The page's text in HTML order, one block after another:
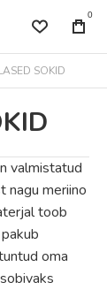
0
SOKID
valmistatud
meriino
toob
oma